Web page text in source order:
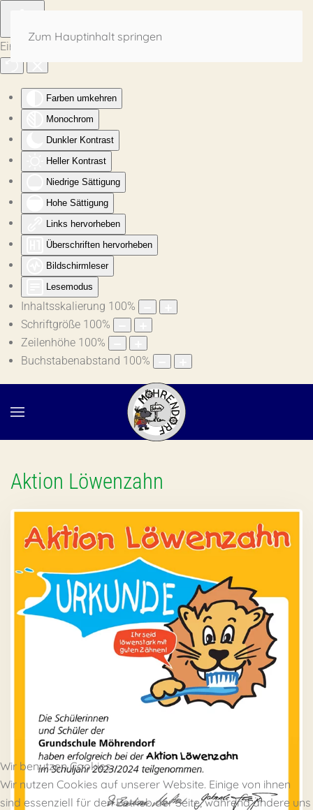
Eingabehilfen öffnen
Farben umkehren
Monochrom
Dunkler Kontrast
Heller Kontrast
Niedrige Sättigung
Hohe Sättigung
Links hervorheben
Überschriften hervorheben
Bildschirmleser
Lesemodus
Inhaltsskalierung 100%
Schriftgröße 100%
Zeilenhöhe 100%
Buchstabenabstand 100%
Zum Hauptinhalt springen
Aktion Löwenzahn
Wir benutzen Cookies
Wir nutzen Cookies auf unserer Website. Einige von ihnen
sind essenziell für den Betrieb der Seite, während andere uns